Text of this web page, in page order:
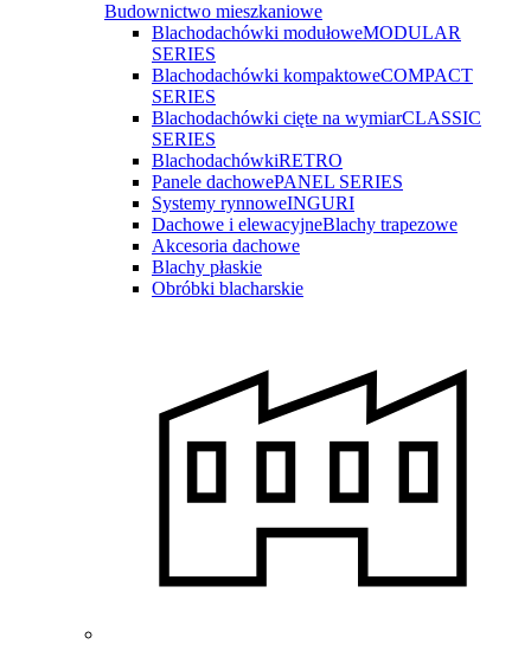
Budownictwo mieszkaniowe
Blachodachówki modułoweMODULAR
SERIES
Blachodachówki kompaktoweCOMPACT
SERIES
Blachodachówki cięte na wymiarCLASSIC
SERIES
BlachodachówkiRETRO
Panele dachowePANEL SERIES
Systemy rynnoweINGURI
Dachowe i elewacyjneBlachy trapezowe
Akcesoria dachowe
Blachy płaskie
Obróbki blacharskie